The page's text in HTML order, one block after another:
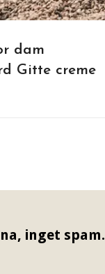
dam
Gitte creme
inget spam.